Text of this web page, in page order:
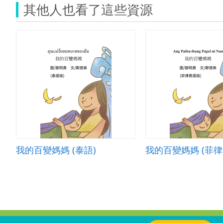
其他人也看了這些資源
我的百變媽媽 (泰語) 我的百變媽媽 (菲